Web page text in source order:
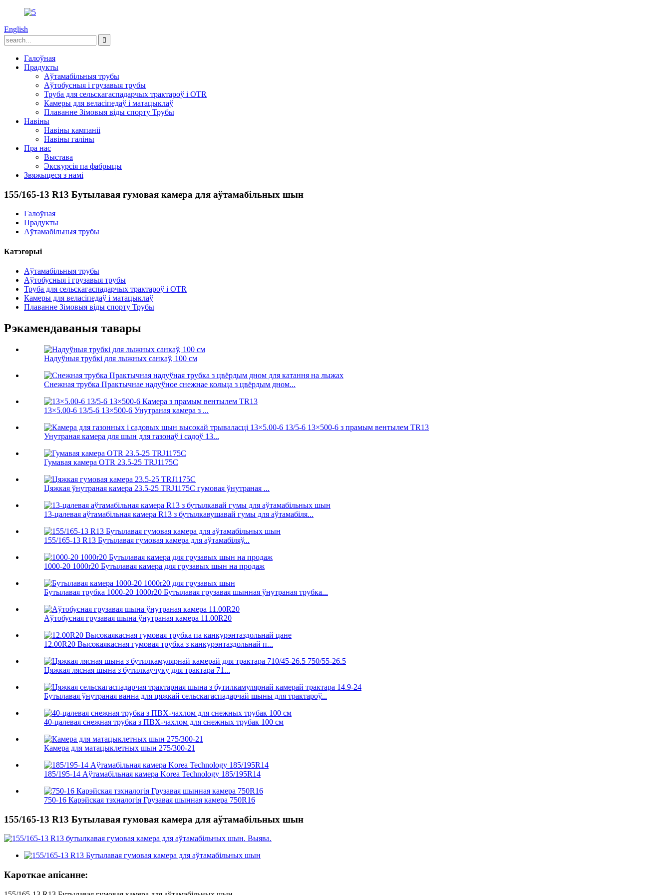
English
Галоўная
Прадукты
Аўтамабільныя трубы
Аўтобусныя і грузавыя трубы
Труба для сельскагаспадарчых трактароў і OTR
Камеры для веласіпедаў і матацыклаў
Плаванне Зімовыя віды спорту Трубы
Навіны
Навіны кампаніі
Навіны галіны
Пра нас
Выстава
Экскурсія па фабрыцы
Звяжыцеся з намі
155/165-13 R13 Бутылавая гумовая камера для аўтамабільных шын
Галоўная
Прадукты
Аўтамабільныя трубы
Катэгорыі
Аўтамабільныя трубы
Аўтобусныя і грузавыя трубы
Труба для сельскагаспадарчых трактароў і OTR
Камеры для веласіпедаў і матацыклаў
Плаванне Зімовыя віды спорту Трубы
Рэкамендаваныя тавары
Надуўныя трубкі для лыжных санкаў, 100 см
Снежная трубка Практычнае надуўное снежнае кольца з цвёрдым дном...
13×5.00-6 13/5-6 13×500-6 Унутраная камера з ...
Унутраная камера для шын для газонаў і садоў 13...
Гумавая камера OTR 23.5-25 TRJ1175C
Цяжкая ўнутраная камера 23.5-25 TRJ1175C гумовая ўнутраная ...
13-цалевая аўтамабільная камера R13 з бутылкавушавай гумы для аўтамабіля...
155/165-13 R13 Бутылавая гумовая камера для аўтамабіляў...
1000-20 1000r20 Бутылавая камера для грузавых шын на продаж
Бутылавая трубка 1000-20 1000r20 Бутылавая грузавая шынная ўнутраная трубка...
Аўтобусная грузавая шына ўнутраная камера 11.00R20
12.00R20 Высокаякасная гумовая трубка з канкурэнтаздольнай п...
Цяжкая лясная шына з бутилкаучуку для трактара 71...
Бутылавая ўнутраная ванна для цяжкай сельскагаспадарчай шыны для трактароў...
40-цалевая снежная трубка з ПВХ-чахлом для снежных трубак 100 см
Камера для матацыклетных шын 275/300-21
185/195-14 Аўтамабільная камера Korea Technology 185/195R14
750-16 Карэйская тэхналогія Грузавая шынная камера 750R16
155/165-13 R13 Бутылавая гумовая камера для аўтамабільных шын
Кароткае апісанне: